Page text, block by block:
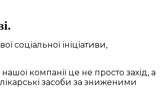
соціальної ініціативи,
компанії це не просто захід, а
засоби за зниженими